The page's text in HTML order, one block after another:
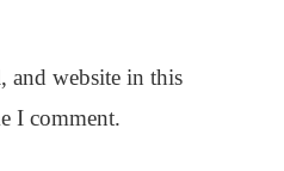
and website in this
I comment.